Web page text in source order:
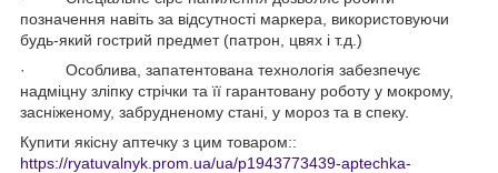
позначення навіть за відсутності маркера, використовуючи
будь-який гострий предмет (патрон, цвях і т.д.)
· Особлива, запатентована технологія забезпечує
надміцну зліпку стрічки та її гарантовану роботу у мокрому,
засніженому, забрудненому стані, у мороз та в спеку.
Купити якісну аптечку з цим товаром::
https://ryatuvalnyk.prom.ua/ua/p1943773439-aptechka-